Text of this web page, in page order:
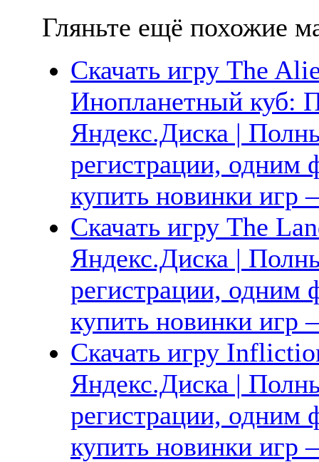
Гляньте ещё похожие
Скачать игру The
Инопланетный куб:
Яндекс.Диска |
регистрации, одним
купить новинки
Скачать игру The
Яндекс.Диска |
регистрации, одним
купить новинки
Скачать игру
Яндекс.Диска |
регистрации, одним
купить новинки